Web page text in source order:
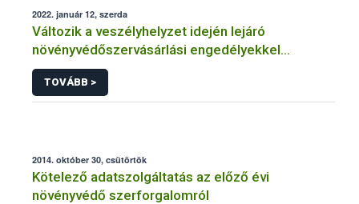
2022. január 12, szerda
Változik a veszélyhelyzet idején lejáró
növényvédőszervásárlási engedélyekkel
kapcsolatos szabályozás
TOVÁBB >
2014. október 30, csütörtök
Kötelező adatszolgáltatás az előző évi
növényvédő szerforgalomról